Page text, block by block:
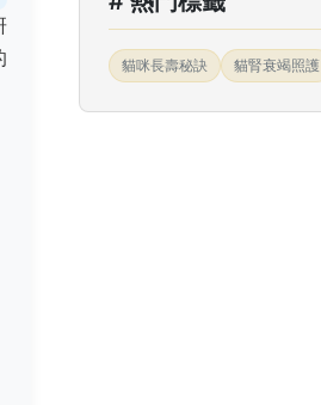
貓咪長壽秘訣 貓腎衰竭照護